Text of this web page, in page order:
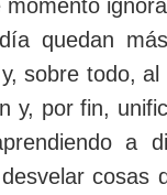
quedan
sobre todo,
y, por fin,
a
cosas